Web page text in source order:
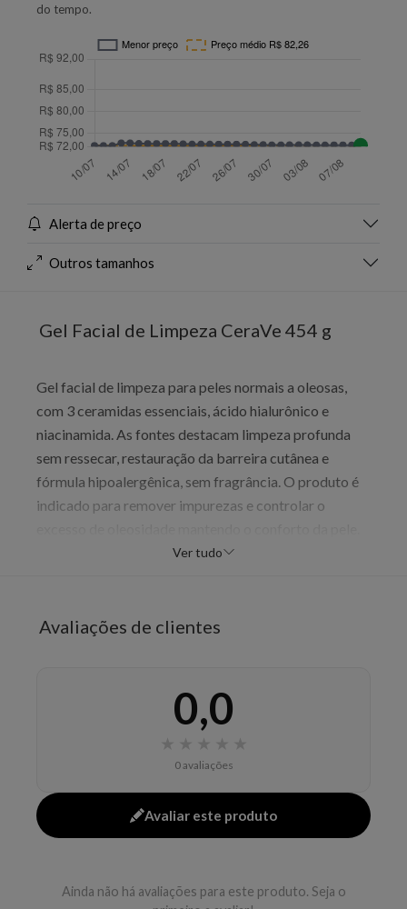
do tempo.
Alerta de preço
Outros tamanhos
Gel Facial de Limpeza CeraVe 454 g
Gel facial de limpeza para peles normais a oleosas,
com 3 ceramidas essenciais, ácido hialurônico e
niacinamida. As fontes destacam limpeza profunda
sem ressecar, restauração da barreira cutânea e
fórmula hipoalergênica, sem fragrância. O produto é
indicado para remover impurezas e controlar o
O frasco de 454 g reforça a proposta de uso
Benefícios
ajuda a restaurar a barreira cutânea
controla oleosidade
Modo de uso
Aplique no rosto úmido, massageie suavemente e
Ver tudo
Avaliações de clientes
0,0
0 avaliações
Avaliar este produto
Ainda não há avaliações para este produto. Seja o